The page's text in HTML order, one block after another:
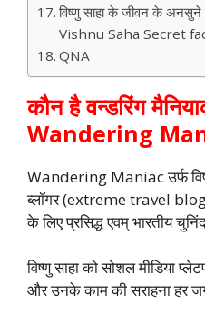
विष्णु साहा के जीवन के
Vishnu Saha Secret
QNA
कौन है वन्डरिंग
Wandering
Wandering Maniac उर्फ
ब्लॉगर (extreme travel
के लिए प्रसिद्ध एवम् भारतीय
विष्णु साहा को सोशल मीडिया
और उनके काम की सराहना हर